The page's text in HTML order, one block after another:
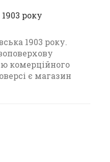
року
1903 року.
комерційного
є магазин